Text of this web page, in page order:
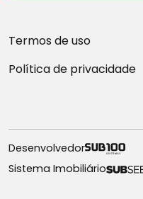
Termos de uso
Política de privacidade
Desenvolvedor
Sistema Imobiliário